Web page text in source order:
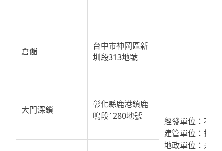
倉儲
台中市神岡區新
圳段313地號
經發單位：不罰
建管單位：排拆
地政單位：未罰
大門深鎖
彰化縣鹿港鎮鹿
鳴段1280地號